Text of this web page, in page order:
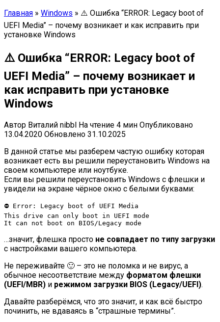
Главная » Windows » ⚠️ Ошибка “ERROR: Legacy boot of
UEFI Media” – почему возникает и как исправить при
установке Windows
⚠️ Ошибка “ERROR: Legacy boot of
UEFI Media” – почему возникает и
как исправить при установке
Windows
Автор Виталий nibbl На чтение 4 мин Опубликовано
13.04.2020 Обновлено 31.10.2025
В данной статье мы разберем частую ошибку которая
возникает есть вы решили переустановить Windows на
своем компьютере или ноутбуке.
Если вы решили переустановить Windows с флешки и
увидели на экране чёрное окно с белыми буквами:
⛔ Error: Legacy boot of UEFI Media
This drive can only boot in UEFI mode
…значит, флешка просто не совпадает по типу загрузки
с настройками вашего компьютера.
Не переживайте 🙂 – это не поломка и не вирус, а
обычное несоответствие между форматом флешки
(UEFI/MBR) и режимом загрузки BIOS (Legacy/UEFI).
Давайте разберёмся, что это значит, и как всё быстро
починить, не вдаваясь в “страшные термины”.